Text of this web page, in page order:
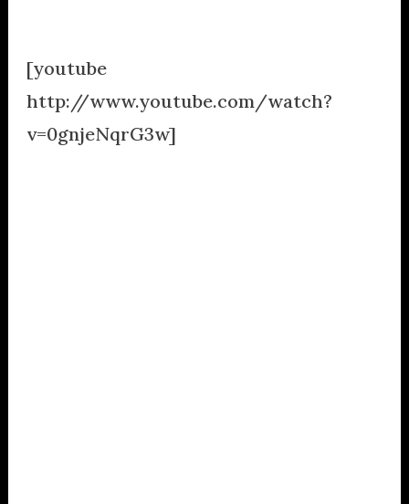
[youtube
http://www.youtube.com/watch?
v=0gnjeNqrG3w]